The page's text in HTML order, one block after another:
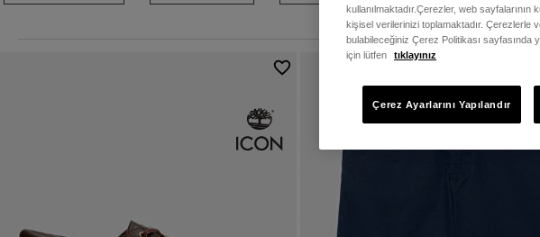
kullanılmaktadır.Çerezler, web sayfalarının
kişisel verilerinizi toplamaktadır. Çerezlerle
bulabileceğiniz Çerez Politikası sayfasında
için lütfen
tıklayınız
Çerez Ayarlarını Yapılandır